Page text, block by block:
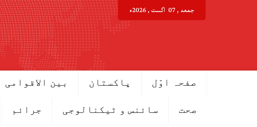
جمعه , 07 اگست , 2026ء
صفحہ اوّل پاکستان بین الاقوامی
صحت سائنس و ٹیکنالوجی جرائم